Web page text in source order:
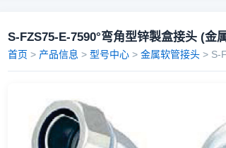
S-FZS75-E-7590°弯角型锌製盒接头 (金
首页 > 产品信息 > 型号中心 > 金属软管接头 > S-